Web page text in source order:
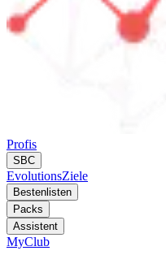
Profis
SBC
EvolutionsZiele
Bestenlisten
Packs
Assistent
MyClub